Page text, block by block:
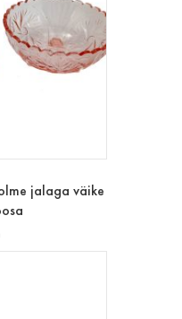
jalaga väike